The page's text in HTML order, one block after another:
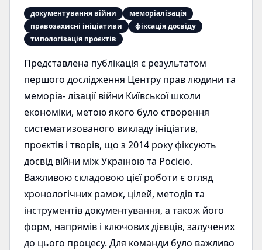
документування війни
меморіалізація
правозахисні ініціативи
фіксація досвіду
типологізація проєктів
Представлена публікація є результатом
першого дослідження Центру прав людини та
меморіа- лізації війни Київської школи
економіки, метою якого було створення
систематизованого викладу ініціатив,
проєктів і творів, що з 2014 року фіксують
досвід війни між Україною та Росією.
Важливою складовою цієї роботи є огляд
хронологічних рамок, цілей, методів та
інструментів документування, а також його
форм, напрямів і ключових дієвців, залучених
до цього процесу. Для команди було важливо